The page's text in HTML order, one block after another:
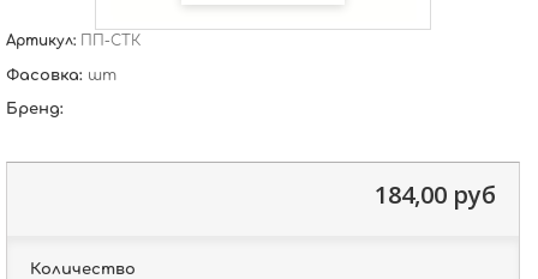
Артикул: ПП-СТК
Фасовка: шт
Бренд:
184,00 руб
Количество